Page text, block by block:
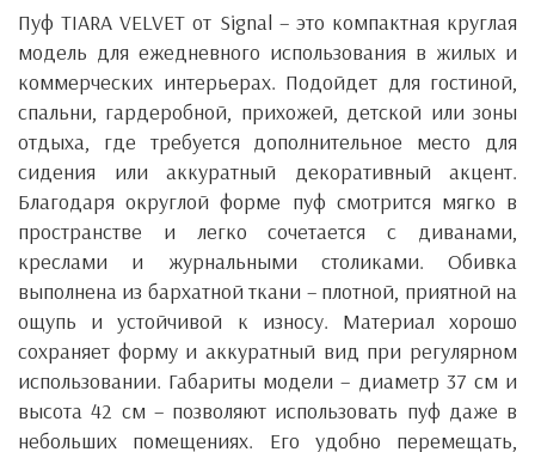
ПуфTIARA VELVETот Signal – это компактная круглая
модель для ежедневного использования в жилых и
коммерческих интерьерах. Подойдет для гостиной,
спальни, гардеробной, прихожей, детской или зоны
отдыха, где требуется дополнительное место для
сидения или аккуратный декоративный акцент.
Благодаря округлой форме пуф смотрится мягко в
пространстве и легко сочетается с диванами,
креслами и журнальными столиками. Обивка
выполнена из бархатной ткани – плотной, приятной на
ощупь и устойчивой к износу. Материал хорошо
сохраняет форму и аккуратный вид при регулярном
использовании. Габариты модели – диаметр 37 см и
высота 42 см – позволяют использовать пуф даже в
небольших помещениях. Его удобно перемещать,